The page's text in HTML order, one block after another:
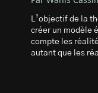
L’objectif de la
créer un modèle
compte les
autant que les